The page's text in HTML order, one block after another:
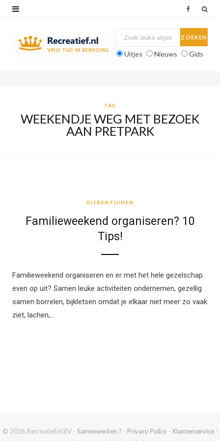
o
Uitjes Nieuws Gids
TAG
WEEKENDJE WEG MET BEZOEK
AAN PRETPARK
DIERENTUINEN
Familieweekend organiseren? 10
Tips!
Familieweekend organiseren en er met het hele gezelschap
even op uit? Samen leuke activiteiten ondernemen, gezellig
samen borrelen, bijkletsen omdat je elkaar niet meer zo vaak
ziet, lachen,…
© 2026 Recreatief.nl BV - Samenwerken ? - Privacy Policy- Klantenservice-